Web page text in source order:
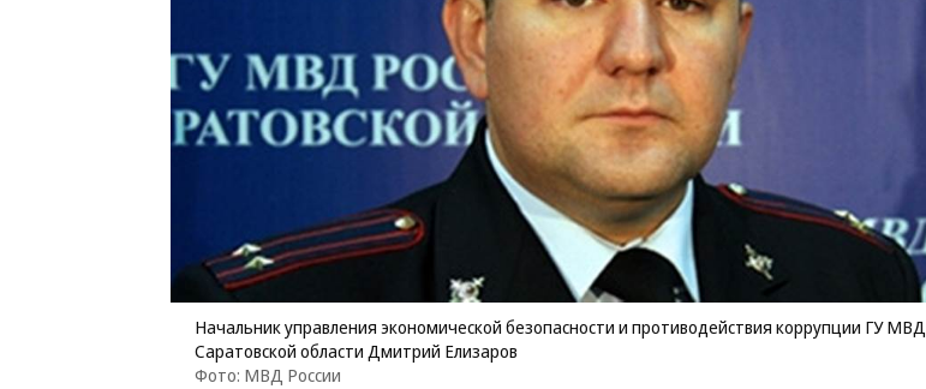
Начальник управления экономической безопасности и противодействия коррупции ГУ МВД
Саратовской области Дмитрий Елизаров
Фото: МВД России